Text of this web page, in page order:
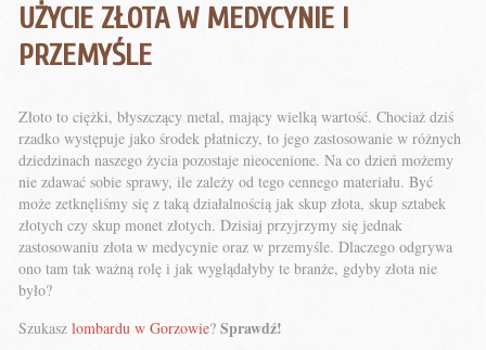
UŻYCIE ZŁOTA W MEDYCYNIE I
PRZEMYŚLE
Złoto to ciężki, błyszczący metal, mający wielką wartość. Chociaż dziś
rzadko występuje jako środek płatniczy, to jego zastosowanie w różnych
dziedzinach naszego życia pozostaje nieocenione. Na co dzień możemy
nie zdawać sobie sprawy, ile zależy od tego cennego materiału. Być
może zetknęliśmy się z taką działalnością jak skup złota, skup sztabek
złotych czy skup monet złotych. Dzisiaj przyjrzymy się jednak
zastosowaniu złota w medycynie oraz w przemyśle. Dlaczego odgrywa
ono tam tak ważną rolę i jak wyglądałyby te branże, gdyby złota nie
było?
Szukasz lombardu w Gorzowie? Sprawdź!